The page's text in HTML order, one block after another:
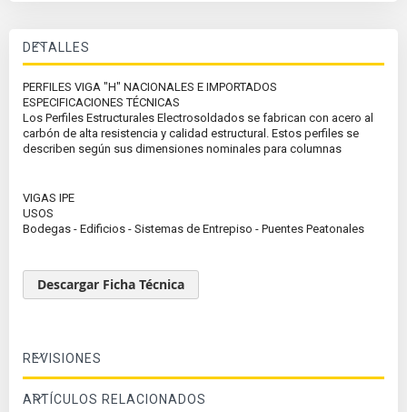
DETALLES
PERFILES VIGA "H" NACIONALES E IMPORTADOS
ESPECIFICACIONES TÉCNICAS
Los Perfiles Estructurales Electrosoldados se fabrican con acero al
carbón de alta resistencia y calidad estructural. Estos perfiles se
describen según sus dimensiones nominales para columnas
VIGAS IPE
USOS
Bodegas - Edificios - Sistemas de Entrepiso - Puentes Peatonales
Descargar Ficha Técnica
REVISIONES
ARTÍCULOS RELACIONADOS